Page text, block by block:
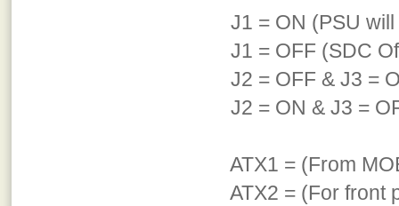
J1 = ON (PSU will
J1 = OFF (SDC
J2 = OFF & J3 =
J2 = ON & J3 =
ATX1 = (From
ATX2 = (For front